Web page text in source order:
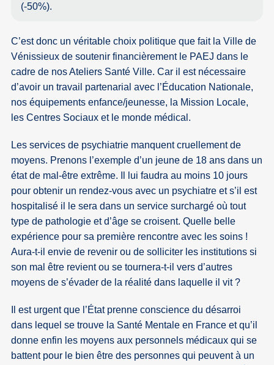
(-50%).
C’est donc un véritable choix politique que fait la Ville de
Vénissieux de soutenir financièrement le PAEJ dans le
cadre de nos Ateliers Santé Ville. Car il est nécessaire
d’avoir un travail partenarial avec l’Éducation Nationale,
nos équipements enfance/jeunesse, la Mission Locale,
les Centres Sociaux et le monde médical.
Les services de psychiatrie manquent cruellement de
moyens. Prenons l’exemple d’un jeune de 18 ans dans un
état de mal-être extrême. Il lui faudra au moins 10 jours
pour obtenir un rendez-vous avec un psychiatre et s’il est
hospitalisé il le sera dans un service surchargé où tout
type de pathologie et d’âge se croisent. Quelle belle
expérience pour sa première rencontre avec les soins !
Aura-t-il envie de revenir ou de solliciter les institutions si
son mal être revient ou se tournera-t-il vers d’autres
moyens de s’évader de la réalité dans laquelle il vit ?
Il est urgent que l’État prenne conscience du désarroi
dans lequel se trouve la Santé Mentale en France et qu’il
donne enfin les moyens aux personnels médicaux qui se
battent pour le bien être des personnes qui peuvent à un